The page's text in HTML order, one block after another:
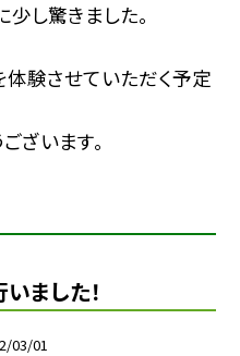
し驚きました。
体験させていただく予定
ざいます。
ました！
03/01